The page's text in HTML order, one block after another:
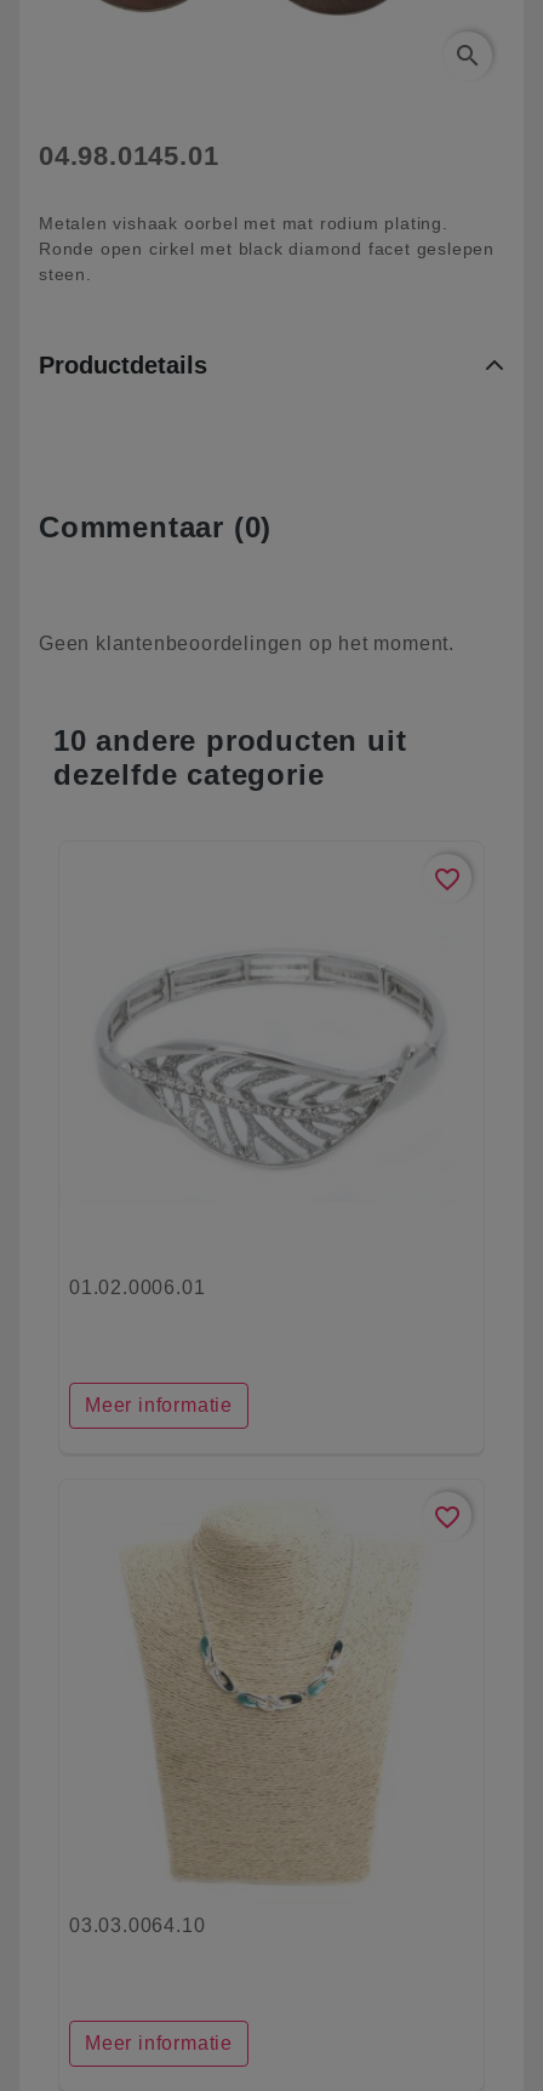
search
04.98.0145.01
Metalen vishaak oorbel met mat rodium plating.
Ronde open cirkel met black diamond facet geslepen
steen.
Productdetails
Commentaar (0)
Geen klantenbeoordelingen op het moment.
10 andere producten uit
dezelfde categorie
favorite_border
01.02.0006.01
Meer informatie
favorite_border
03.03.0064.10
Meer informatie